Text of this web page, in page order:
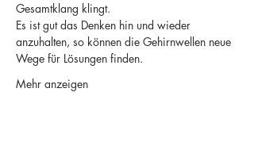
Gesamtklang klingt.
Es ist gut das Denken hin und wieder
anzuhalten, so können die Gehirnwellen neue
Wege für Lösungen finden.
Mehr anzeigen